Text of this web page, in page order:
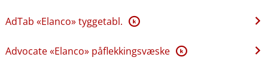
AdTab «Elanco» tyggetabl. K
Advocate «Elanco» påflekkingsvæske K